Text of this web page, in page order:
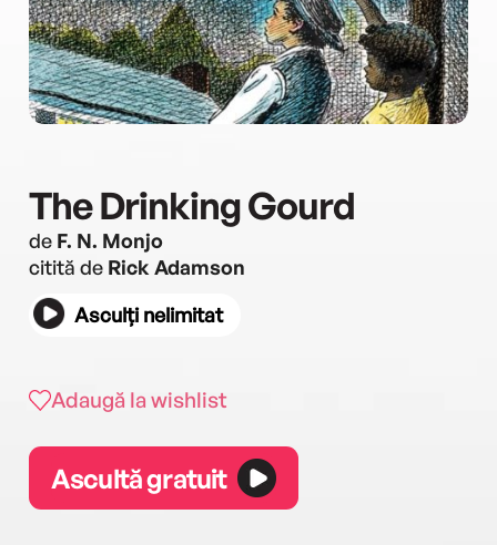
The Drinking Gourd
de F. N. Monjo
citită de Rick Adamson
Asculți nelimitat
Adaugă la wishlist
Ascultă gratuit